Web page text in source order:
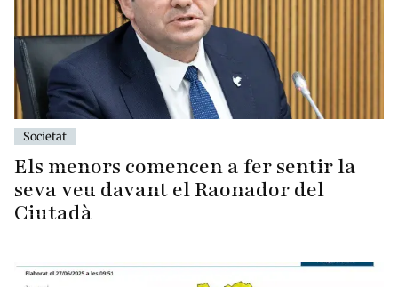
Societat
Els menors comencen a fer sentir la
seva veu davant el Raonador del
Ciutadà